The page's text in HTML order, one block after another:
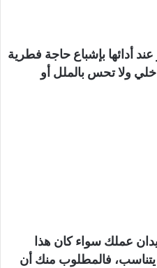
أدائها بإشباع حاجة فطرية
ولا تحس بالملل أو
عملك سواء كان هذا
فالمطلوب منك أن